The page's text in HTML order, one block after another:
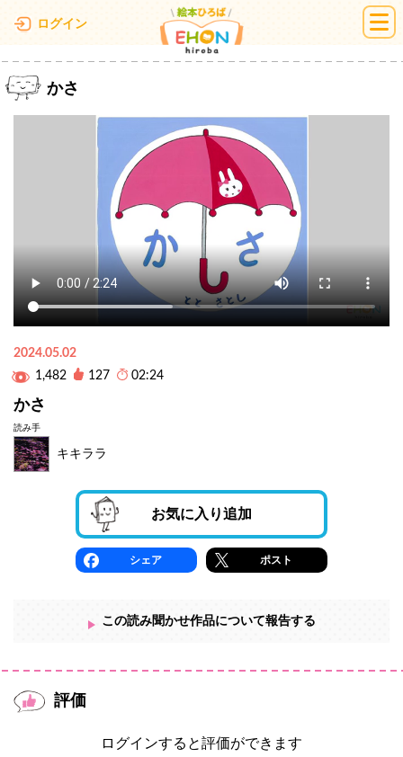
ログイン 絵本ひろば
かさ
2024.05.02
1,482
127 02:24
かさ
読み手
キキララ
お気に入り追加
シェア ポスト
この読み聞かせ作品について報告する
評価
ログインすると評価ができます